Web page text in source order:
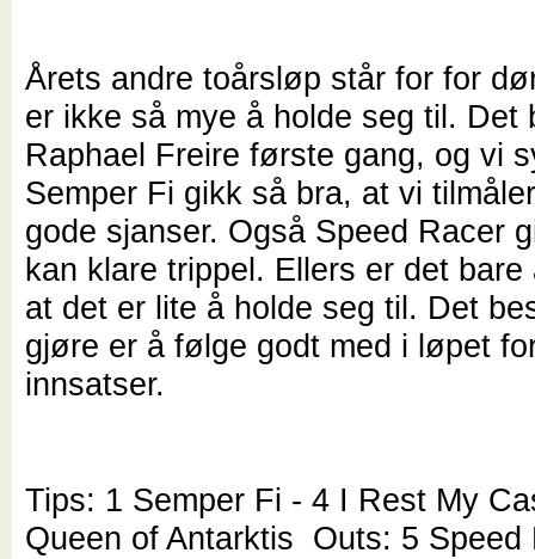
Årets andre toårsløp står for for
er ikke så mye å holde seg til. Det
Raphael Freire første gang, og vi
Semper Fi gikk så bra, at vi
gode sjanser. Også Speed Racer
kan klare trippel. Ellers er det bare
at det er lite å holde seg til. Det
gjøre er å følge godt med i løpet
innsatser.
Tips: 1 Semper Fi - 4 I Rest My
Queen of Antarktis Outs: 5 Speed